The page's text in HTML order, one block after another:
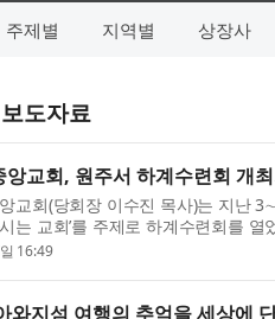
주제별 지역별 상장사
도자료
앙교회, 원주서 하계수련회 개
교회(당회장 이수진 목사)는 지난
는 교회’를 주제로 하계수련회를
스라엘, 미국, 콜롬비아, 호주, 영국
16:49
와지섬 여행의 추억을 세상에